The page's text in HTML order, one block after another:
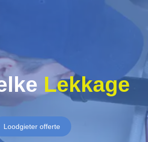
Lekkage
Loodgieter offerte